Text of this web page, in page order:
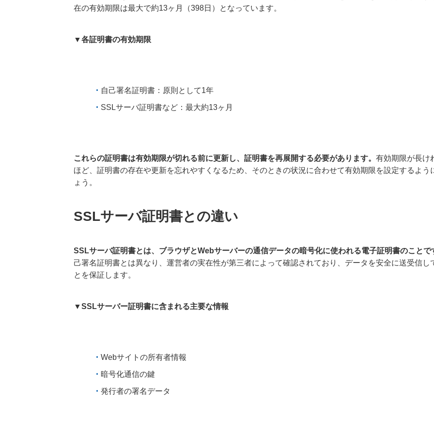
在の有効期限は最大で約13ヶ月（398日）となっています。
▼各証明書の有効期限
自己署名証明書：原則として1年
SSLサーバ証明書など：最大約13ヶ月
これらの証明書は有効期限が切れる前に更新し、証明書を再展開する必要があります。 有効期限が長け
ほど、証明書の存在や更新を忘れやすくなるため、そのときの状況に合わせて有効期限を設定するよう
ょう。
SSLサーバ証明書との違い
SSLサーバ証明書とは、ブラウザとWebサーバーの通信データの暗号化に使われる電子証明書のことで
己署名証明書とは異なり、運営者の実在性が第三者によって確認されており、データを安全に送受信し
とを保証します。
▼SSLサーバー証明書に含まれる主要な情報
Webサイトの所有者情報
暗号化通信の鍵
発行者の署名データ